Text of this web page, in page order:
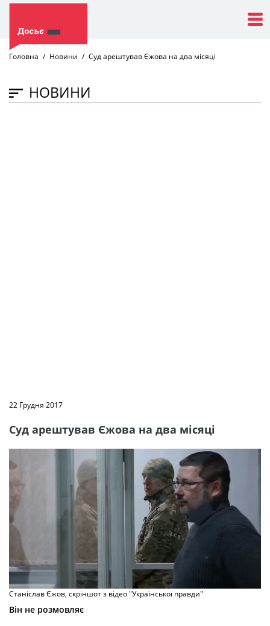
Головна Новини Суд арештував Єжова на два місяці
НОВИНИ
22 Грудня 2017
Суд арештував Єжова на два місяці
Станіслав Єжов, скріншот з відео "Української правди"
Він не розмовляє